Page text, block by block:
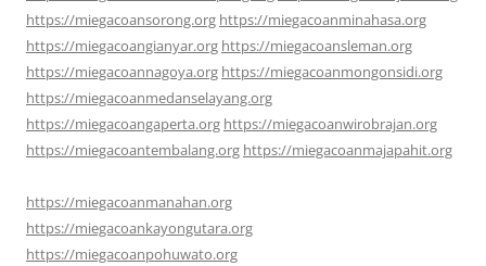
https://miegacoansorong.org https://miegacoanminahasa.org
https://miegacoangianyar.org https://miegacoansleman.org
https://miegacoannagoya.org https://miegacoanmongonsidi.org
https://miegacoanmedanselayang.org
https://miegacoangaperta.org https://miegacoanwirobrajan.org
https://miegacoantembalang.org https://miegacoanmajapahit.org
https://miegacoanmanahan.org
https://miegacoankayongutara.org
https://miegacoanpohuwato.org